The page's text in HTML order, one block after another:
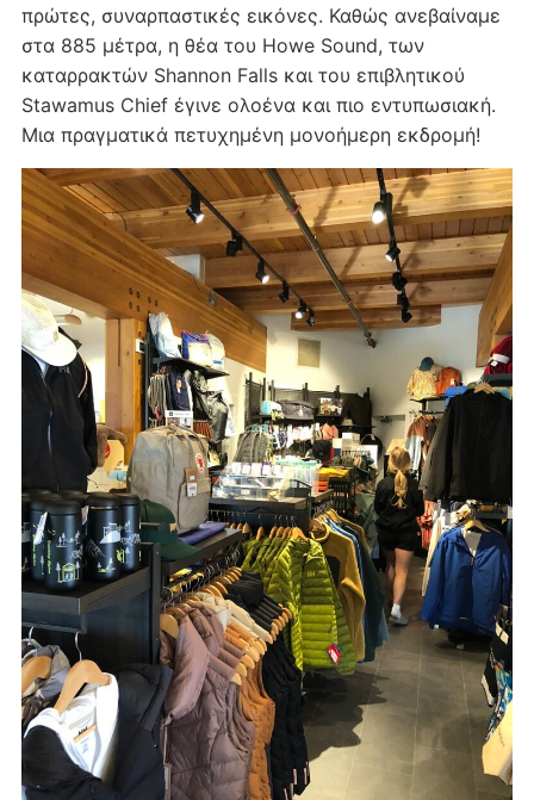
πρώτες, συναρπαστικές εικόνες. Καθώς ανεβαίναμε
στα 885 μέτρα, η θέα του Howe Sound, των
καταρρακτών Shannon Falls και του επιβλητικού
Stawamus Chief έγινε ολοένα και πιο εντυπωσιακή.
Μια πραγματικά πετυχημένη μονοήμερη εκδρομή!